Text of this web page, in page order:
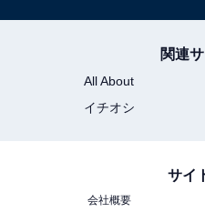
関連
All About
イチオシ
サイ
会社概要